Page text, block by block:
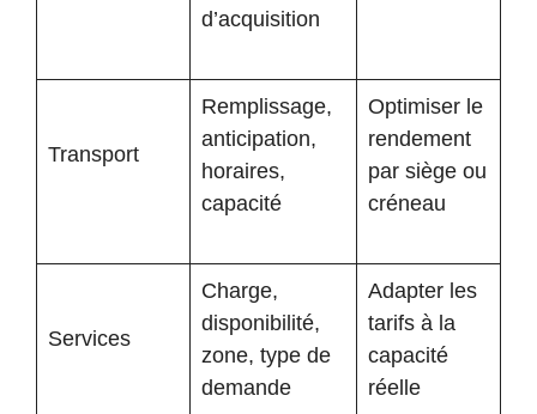
d’acquisition
Transport
Remplissage,
anticipation,
horaires,
capacité
Optimiser le
rendement
par siège ou
créneau
Services
Charge,
disponibilité,
zone, type de
demande
Adapter les
tarifs à la
capacité
réelle